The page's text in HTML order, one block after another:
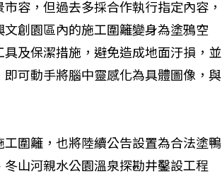
容，但過去多採合作執行指定內容，
創園區內的施工圍籬變身為塗鴉空
及保潔措施，避免造成地面汙損，並
可動手將腦中靈感化為具體圖像，與
圍籬，也將陸續公告設置為合法塗鴨
山河親水公園溫泉探勘井鑿設工程